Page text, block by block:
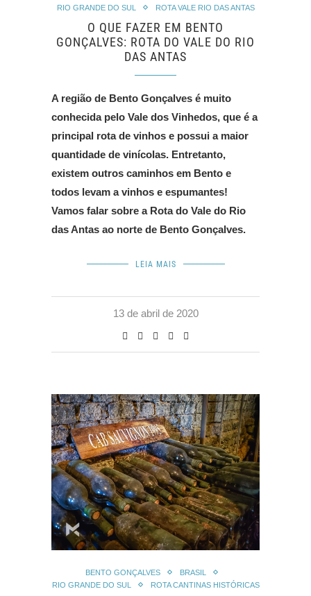
RIO GRANDE DO SUL ROTA VALE RIO DAS ANTAS
O QUE FAZER EM BENTO
GONÇALVES: ROTA DO VALE DO RIO
DAS ANTAS
A região de Bento Gonçalves é muito
conhecida pelo Vale dos Vinhedos, que é a
principal rota de vinhos e possui a maior
quantidade de vinícolas. Entretanto,
existem outros caminhos em Bento e
todos levam a vinhos e espumantes!
Vamos falar sobre a Rota do Vale do Rio
das Antas ao norte de Bento Gonçalves.
LEIA MAIS
13 de abril de 2020
BENTO GONÇALVES
BRASIL
RIO GRANDE DO SUL
ROTA CANTINAS HISTÓRICAS